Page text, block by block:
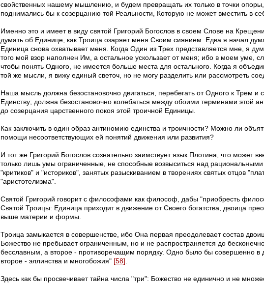
свойственных нашему мышлению, и будем превращать их только в точки
поднимались бы к созерцанию той Реальности, Которую не может вместить в
Именно это и имеет в виду святой Григорий Богослов в своем Слове на
думать об Единице, как Троица озаряет меня Своим сиянием. Едва я начал
Единица снова охватывает меня. Когда Один из Трех представляется мне, я
того мой взор наполнен Им, а остальное ускользает от меня; ибо в моем уме,
чтобы понять Одного, не имеется больше места для остального. Когда я
той же мысли, я вижу единый светоч, но не могу разделить или рассмотреть
Наша мысль должна безостановочно двигаться, перебегать от Одного к Трем и
Единству; должна безостановочно колебаться между обоими терминами этой
до созерцания царственного покоя этой троичной Единицы.
Как заключить в один образ антиномию единства и троичности? Можно ли
помощи несоответствующих ей понятий движения или развития?
И тот же Григорий Богослов сознательно заимствует язык Плотина, что может
только лишь умы ограниченные, не способные возвыситься над
"критиков" и "историков", занятых разыскиванием в творениях святых отцов
"аристотелизма".
Святой Григорий говорит с философами как философ, дабы "приобресть
Святой Троицы: Единица приходит в движение от Своего богатства, двоица
выше материи и формы.
Троица замыкается в совершенстве, ибо Она первая преодолевает состав
Божество не пребывает ограниченным, но и не распространяется до
бесславным, а второе - противоречащим порядку. Одно было бы совершенно в
второе - эллинства и многобожия" [58]
Здесь как бы просвечивает тайна числа "три": Божество не единично и не